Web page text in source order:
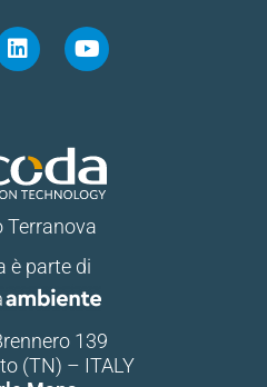
Terranova
139
(TN) – ITALY
è parte di